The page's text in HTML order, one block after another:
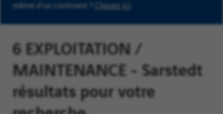
même d'un continent ? Cliquez ici
6 EXPLOITATION /
MAINTENANCE - Sarstedt
résultats pour votre